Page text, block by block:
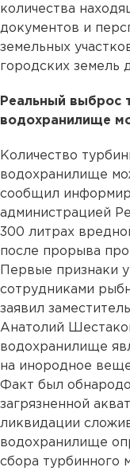
количества
документов и
земельных
городских земель
Реальный выброс
водохранилище
Количество
водохранилище
сообщил
администрацией
300 литрах
после прорыва
Первые признаки
сотрудниками
заявил
Анатолий
водохранилище
на инородное
Факт был
загрязненной
ликвидации
водохранилище
сбора турбинного